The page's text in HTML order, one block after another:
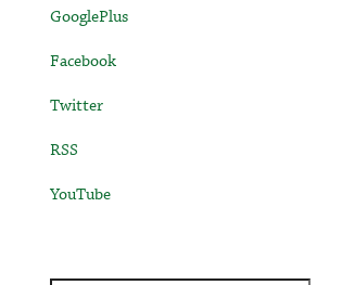
GooglePlus
Facebook
Twitter
RSS
YouTube